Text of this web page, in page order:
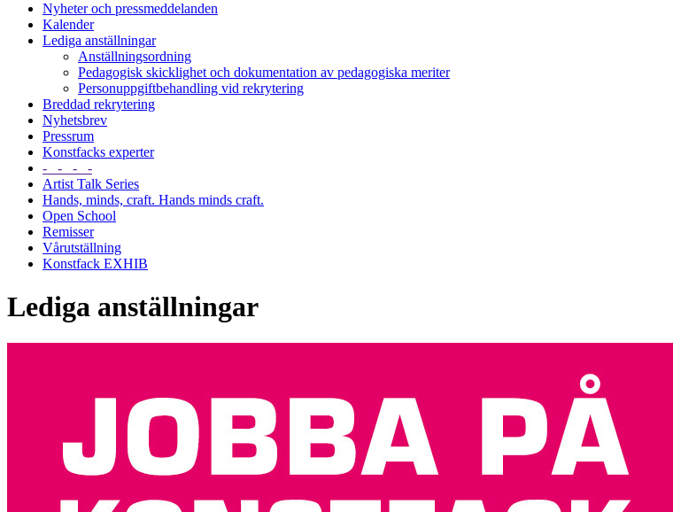
Nyheter och pressmeddelanden
Kalender
Lediga anställningar
Anställningsordning
Pedagogisk skicklighet och dokumentation av pedagogiska meriter
Personuppgiftbehandling vid rekrytering
Breddad rekrytering
Nyhetsbrev
Pressrum
Konstfacks experter
- - - -
Artist Talk Series
Hands, minds, craft. Hands minds craft.
Open School
Remisser
Vårutställning
Konstfack EXHIB
Lediga anställningar